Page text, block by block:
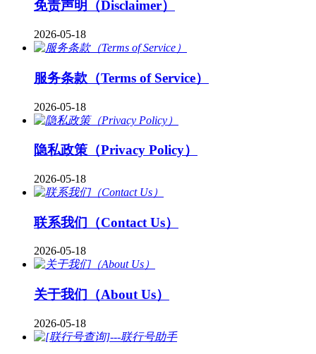
免责声明（Disclaimer）
2026-05-18
服务条款（Terms of Service）
2026-05-18
隐私政策（Privacy Policy）
2026-05-18
联系我们（Contact Us）
2026-05-18
关于我们（About Us）
2026-05-18